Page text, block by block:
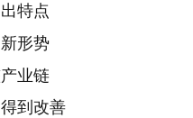
特点
形势
业链
到改善